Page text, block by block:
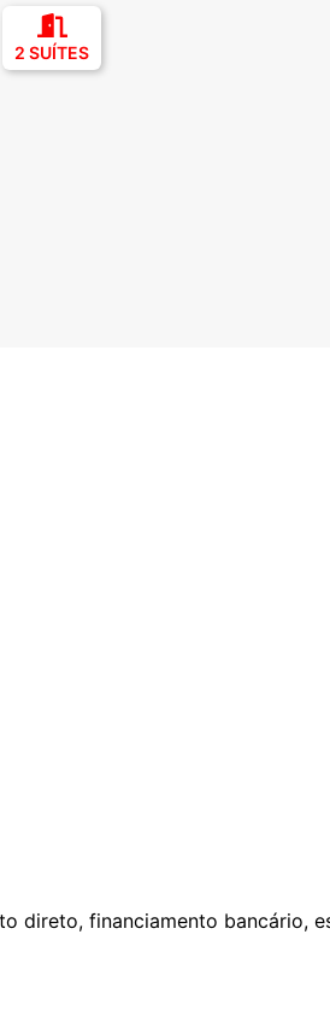
2 SUÍTES
direto, financiamento bancário,